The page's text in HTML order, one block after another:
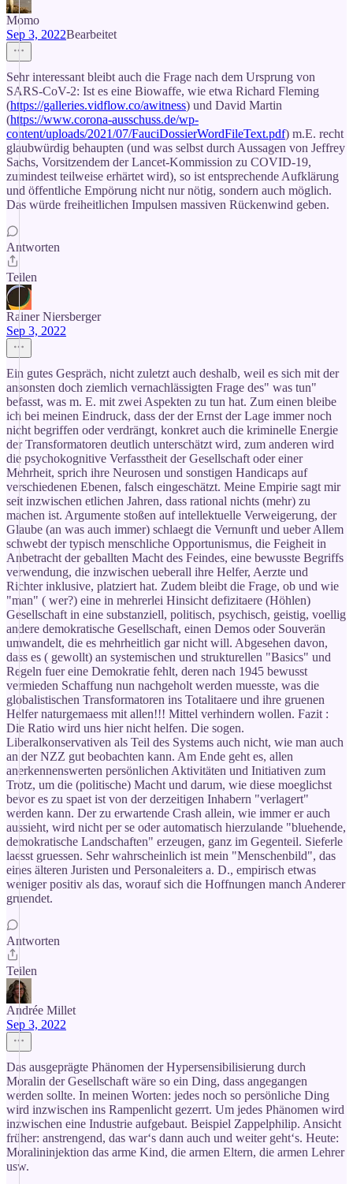
Momo
Sep 3, 2022Bearbeitet
Sehr interessant bleibt auch die Frage nach dem Ursprung von
SARS-CoV-2: Ist es eine Biowaffe, wie etwa Richard Fleming
(https://galleries.vidflow.co/awitness) und David Martin
(https://www.corona-ausschuss.de/wp-
content/uploads/2021/07/FauciDossierWordFileText.pdf) m.E. recht
glaubwürdig behaupten (und was selbst durch Aussagen von Jeffrey
Sachs, Vorsitzendem der Lancet-Kommission zu COVID-19,
zumindest teilweise erhärtet wird), so ist entsprechende Aufklärung
und öffentliche Empörung nicht nur nötig, sondern auch möglich.
Das würde freiheitlichen Impulsen massiven Rückenwind geben.
Antworten
Teilen
Rainer Niersberger
Sep 3, 2022
Ein gutes Gespräch, nicht zuletzt auch deshalb, weil es sich mit der
ansonsten doch ziemlich vernachlässigten Frage des" was tun"
befasst, was m. E. mit zwei Aspekten zu tun hat. Zum einen bleibe
ich bei meinen Eindruck, dass der der Ernst der Lage immer noch
nicht begriffen oder verdrängt, konkret auch die kriminelle Energie
der Transformatoren deutlich unterschätzt wird, zum anderen wird
die psychokognitive Verfasstheit der Gesellschaft oder einer
Mehrheit, sprich ihre Neurosen und sonstigen Handicaps auf
verschiedenen Ebenen, falsch eingeschätzt. Meine Empirie sagt mir
seit inzwischen etlichen Jahren, dass rational nichts (mehr) zu
machen ist. Argumente stoßen auf intellektuelle Verweigerung, der
Glaube (an was auch immer) schlaegt die Vernunft und ueber Allem
schwebt der typisch menschliche Opportunismus, die Feigheit in
Anbetracht der geballten Macht des Feindes, eine bewusste Begriffs
verwendung, die inzwischen ueberall ihre Helfer, Aerzte und
Richter inklusive, platziert hat. Zudem bleibt die Frage, ob und wie
"man" ( wer?) eine in mehrerlei Hinsicht defizitaere (Höhlen)
Gesellschaft in eine substanziell, politisch, psychisch, geistig, voellig
andere demokratische Gesellschaft, einen Demos oder Souverän
umwandelt, die es mehrheitlich gar nicht will. Abgesehen davon,
dass es ( gewollt) an systemischen und strukturellen "Basics" und
Regeln fuer eine Demokratie fehlt, deren nach 1945 bewusst
vermieden Schaffung nun nachgeholt werden muesste, was die
globalistischen Transformatoren ins Totalitaere und ihre gruenen
Helfer naturgemaess mit allen!!! Mittel verhindern wollen. Fazit :
Die Ratio wird uns hier nicht helfen. Die sogen.
Liberalkonservativen als Teil des Systems auch nicht, wie man auch
an der NZZ gut beobachten kann. Am Ende geht es, allen
anerkennenswerten persönlichen Aktivitäten und Initiativen zum
Trotz, um die (politische) Macht und darum, wie diese moeglichst
bevor es zu spaet ist von der derzeitigen Inhabern "verlagert"
werden kann. Der zu erwartende Crash allein, wie immer er auch
aussieht, wird nicht per se oder automatisch hierzulande "bluehende,
demokratische Landschaften" erzeugen, ganz im Gegenteil. Sieferle
laesst gruessen. Sehr wahrscheinlich ist mein "Menschenbild", das
eines älteren Juristen und Personaleiters a. D., empirisch etwas
weniger positiv als das, worauf sich die Hoffnungen manch Anderer
gruendet.
Antworten
Teilen
Andrée Millet
Sep 3, 2022
Das ausgeprägte Phänomen der Hypersensibilisierung durch
Moralin der Gesellschaft wäre so ein Ding, dass angegangen
werden sollte. In meinen Worten: jedes noch so persönliche Ding
wird inzwischen ins Rampenlicht gezerrt. Um jedes Phänomen wird
inzwischen eine Industrie aufgebaut. Beispiel Zappelphilip. Ansicht
früher: anstrengend, das war‘s dann auch und weiter geht‘s. Heute:
Moralininjektion das arme Kind, die armen Eltern, die armen Lehrer
usw.